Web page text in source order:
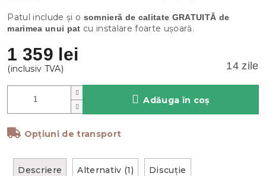
1 359 lei
14 zile
Opțiuni de transport
Adăuga în coş
Patul include și o somnieră de calitate GRATUITĂ de
marimea unui pat cu instalare foarte ușoară.
Descriere Alternativ (1) Discuţie